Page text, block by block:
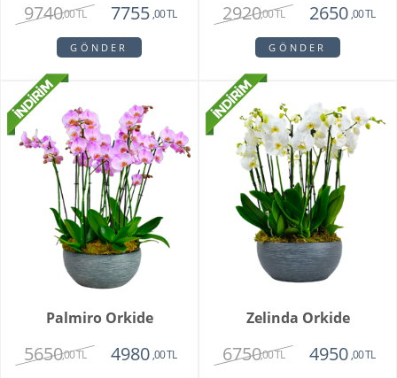
9740,00 TL 7755 ,00 TL
GÖNDER
2920,00 TL 2650 ,00 TL
GÖNDER
Palmiro Orkide
5650,00 TL 4980 ,00 TL
Zelinda Orkide
6750,00 TL 4950 ,00 TL